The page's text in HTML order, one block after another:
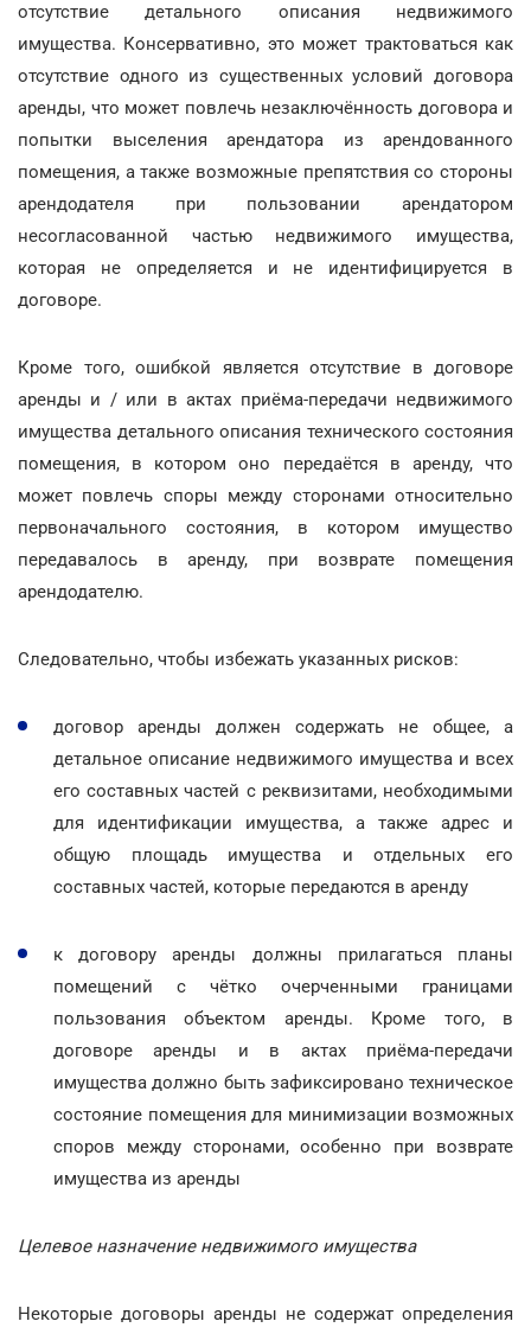
отсутствие детального описания недвижимого
имущества. Консервативно, это может трактоваться как
отсутствие одного из существенных условий договора
аренды, что может повлечь незаключённость договора и
попытки выселения арендатора из арендованного
помещения, а также возможные препятствия со стороны
арендодателя при пользовании арендатором
несогласованной частью недвижимого имущества,
которая не определяется и не идентифицируется в
договоре.
Кроме того, ошибкой является отсутствие в договоре
аренды и / или в актах приёма-передачи недвижимого
имущества детального описания технического состояния
помещения, в котором оно передаётся в аренду, что
может повлечь споры между сторонами относительно
первоначального состояния, в котором имущество
передавалось в аренду, при возврате помещения
арендодателю.
Следовательно, чтобы избежать указанных рисков:
договор аренды должен содержать не общее, а
детальное описание недвижимого имущества и всех
его составных частей с реквизитами, необходимыми
для идентификации имущества, а также адрес и
общую площадь имущества и отдельных его
составных частей, которые передаются в аренду
к договору аренды должны прилагаться планы
помещений с чётко очерченными границами
пользования объектом аренды. Кроме того, в
договоре аренды и в актах приёма-передачи
имущества должно быть зафиксировано техническое
состояние помещения для минимизации возможных
споров между сторонами, особенно при возврате
имущества из аренды
Целевое назначение недвижимого имущества
Некоторые договоры аренды не содержат определения